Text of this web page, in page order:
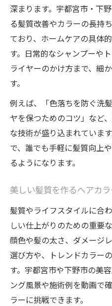
深まります。宇都宮市・下
る髪質改善やカラーの長持
ており、ホームケアの具体
す。日常的なシャンプーや
ライヤーのかけ方まで、細
す。
例えば、「色落ちを防ぐ洗
ヤを保つためのコツ」など
な技術が盛り込まれていま
で、誰でも手軽に髪質向上
るようになります。
美しい髪質を作るヘアカ
髪質やライフスタイルに合
しい仕上がりのための重要
顔色や髪の太さ、ダメージ
選び方や、トレンドカラー
す。宇都宮市や下野市の美
ング風景や施術例を動画で
ラーに挑戦できます。